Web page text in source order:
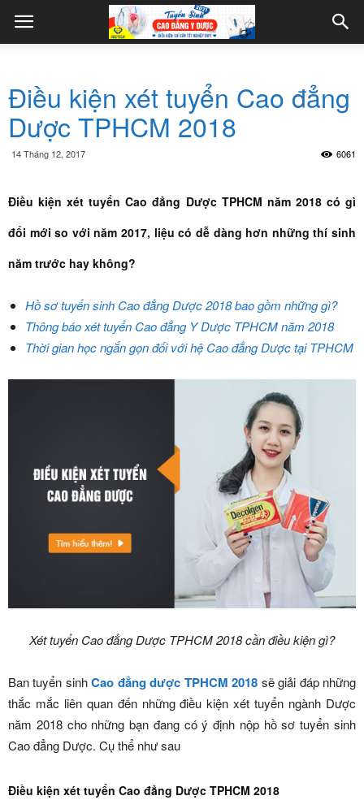
Điều kiện xét tuyển Cao đẳng
Dược TPHCM 2018
14 Tháng 12, 2017 6061
Điều kiện xét tuyển Cao đẳng Dược TPHCM năm 2018 có gì
đổi mới so với năm 2017, liệu có dễ dàng hơn những thí sinh
năm trước hay không?
Hồ sơ tuyển sinh Cao đẳng Dược 2018 bao gồm những gì?
Thông báo xét tuyển Cao đẳng Y Dược TPHCM năm 2018
Thời gian học ngắn gọn đối với hệ Cao đẳng Dược tại TPHCM
Xét tuyển Cao đẳng Dược TPHCM 2018 cần điều kiện gì?
Ban tuyển sinhCao đẳng dược TPHCM 2018 sẽ giải đáp những
thắc mắc liên quan đến những điều kiện xét tuyển ngành Dược
năm 2018 cho những bạn đang có ý định nộp hồ sơ tuyển sinh
Cao đẳng Dược. Cụ thể như sau
Điều kiện xét tuyển Cao đẳng Dược TPHCM 2018